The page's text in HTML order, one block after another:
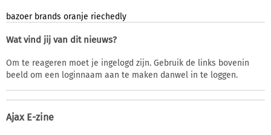
bazoer brands oranje riechedly
Wat vind jij van dit nieuws?
Om te reageren moet je ingelogd zijn. Gebruik de links bovenin
beeld om een loginnaam aan te maken danwel in te loggen.
Ajax E-zine